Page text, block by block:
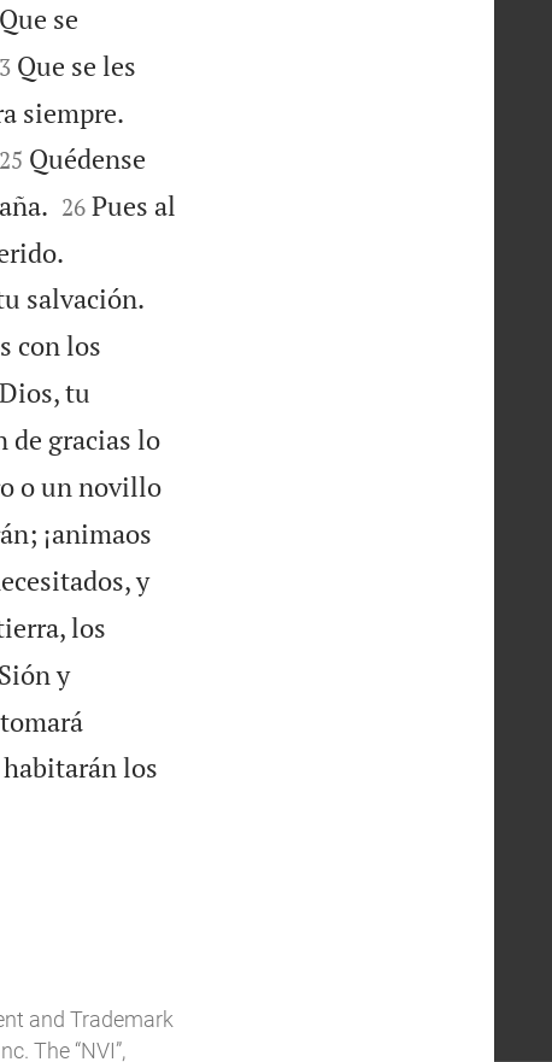
Que se
Que se les
siempre.

25 Quédense

26 Pues al

salvación.
con los
tu
de gracias lo
o un novillo
¡animaos
y
los
y
los
and Trademark
The “NVI”,